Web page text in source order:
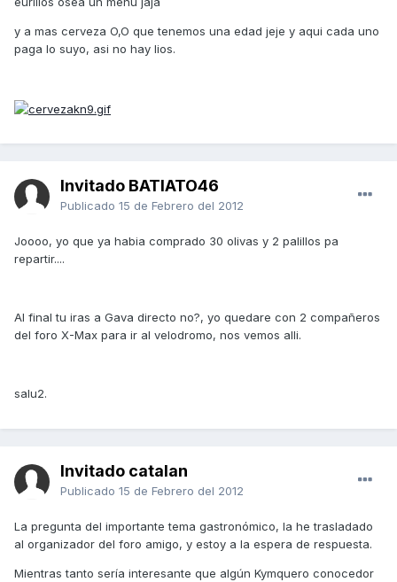
y a mas cerveza O,O que tenemos una edad jeje y aqui cada uno
paga lo suyo, asi no hay lios.
Invitado BATIATO46
Publicado 15 de Febrero del 2012
Joooo, yo que ya habia comprado 30 olivas y 2 palillos pa
repartir....
Al final tu iras a Gava directo no?, yo quedare con 2 compañeros
del foro X-Max para ir al velodromo, nos vemos alli.
salu2.
Invitado catalan
Publicado 15 de Febrero del 2012
La pregunta del importante tema gastronómico, la he trasladado
al organizador del foro amigo, y estoy a la espera de respuesta.
Mientras tanto sería interesante que algún Kymquero conocedor